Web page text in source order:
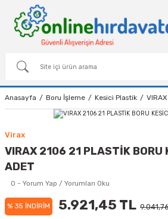
Anasayfa Boru İşleme Kesici Plastik
Virax
VIRAX 2106 21 PLASTİK BORU
ADET
0 - Yorum Yap / Yorumları Oku
% 35 İNDİRİM 5.921,45 TL